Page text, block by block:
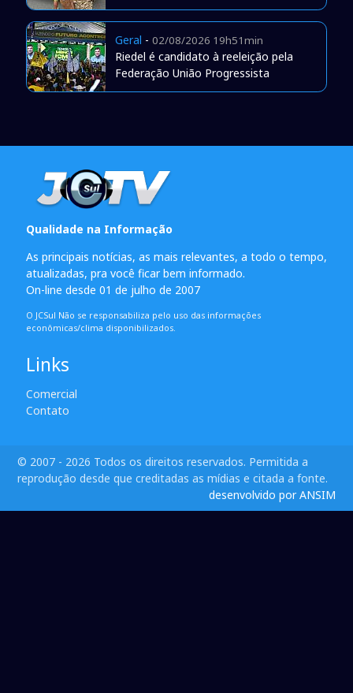
Geral - 02/08/2026 19h51min
Riedel é candidato à reeleição pela
Federação União Progressista
Qualidade na Informação
As principais notícias, as mais relevantes, a todo o tempo,
atualizadas, pra você ficar bem informado.
On-line desde 01 de julho de 2007
O JCSul Não se responsabiliza pelo uso das informações
econômicas/clima disponibilizados.
Links
Comercial
Contato
© 2007 - 2026 Todos os direitos reservados. Permitida a
reprodução desde que creditadas as mídias e citada a fonte.
desenvolvido por ANSIM